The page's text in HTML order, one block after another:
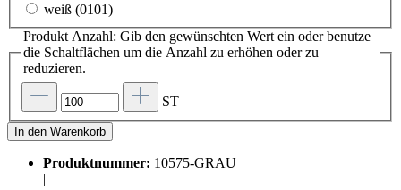
weiß (0101)
Produkt Anzahl: Gib den gewünschten Wert ein oder benutze
die Schaltflächen um die Anzahl zu erhöhen oder zu
reduzieren.
ST
In den Warenkorb
Produktnummer: 10575-GRAU
|